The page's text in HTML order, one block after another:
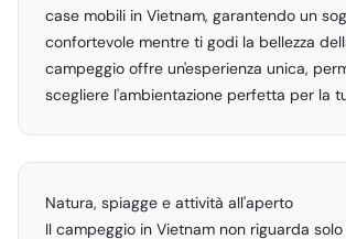
case mobili in Vietnam, garantendo un
confortevole mentre ti godi la bellezza
campeggio offre un'esperienza unica,
scegliere l'ambientazione perfetta per la
Natura, spiagge e attività all'aperto
Il campeggio in Vietnam non riguarda